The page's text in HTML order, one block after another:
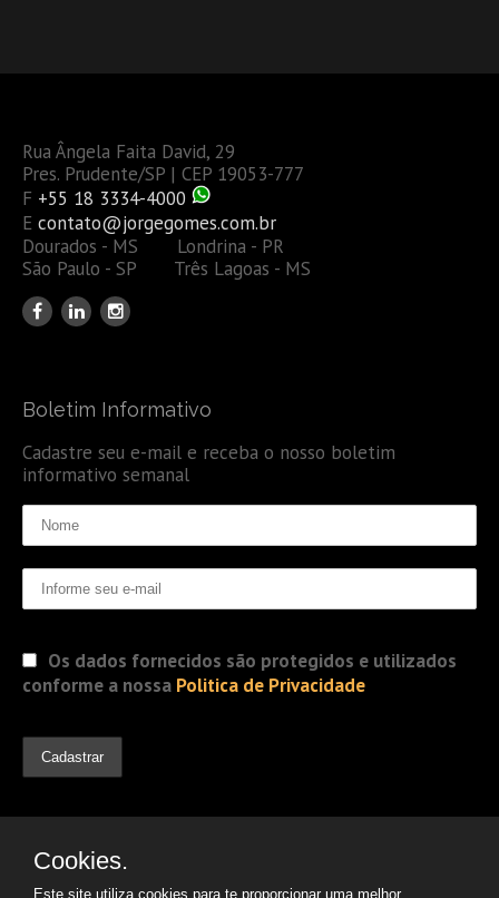
Rua Ângela Faita David, 29
Pres. Prudente/SP | CEP 19053-777
F +55 18 3334-4000
E contato@jorgegomes.com.br
Dourados - MS Londrina - PR
São Paulo - SP Três Lagoas - MS
Boletim Informativo
Cadastre seu e-mail e receba o nosso boletim
informativo semanal
Os dados fornecidos são protegidos e utilizados
conforme a nossa Politica de Privacidade
Cookies.
Este site utiliza cookies para te proporcionar uma melhor